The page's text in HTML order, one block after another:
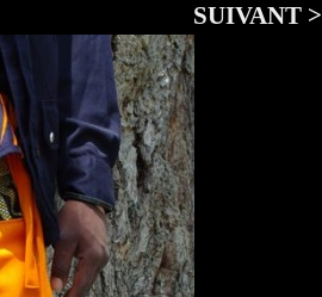
SUIVANT >